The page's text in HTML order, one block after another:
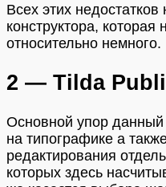
Всех этих
конструктора, которая
относительно немного.
2 — Tilda
Основной упор данный
на типографике а
редактирования
которых здесь